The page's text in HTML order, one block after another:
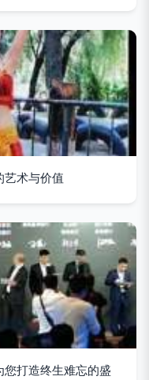
艺术与价值
打造终生难忘的盛